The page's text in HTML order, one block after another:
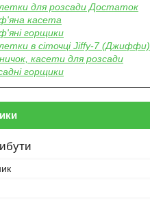
для розсади Достаток
касета
горщики
в сіточці Jiffy-7 (Джиффи)
касети для розсади
горщики